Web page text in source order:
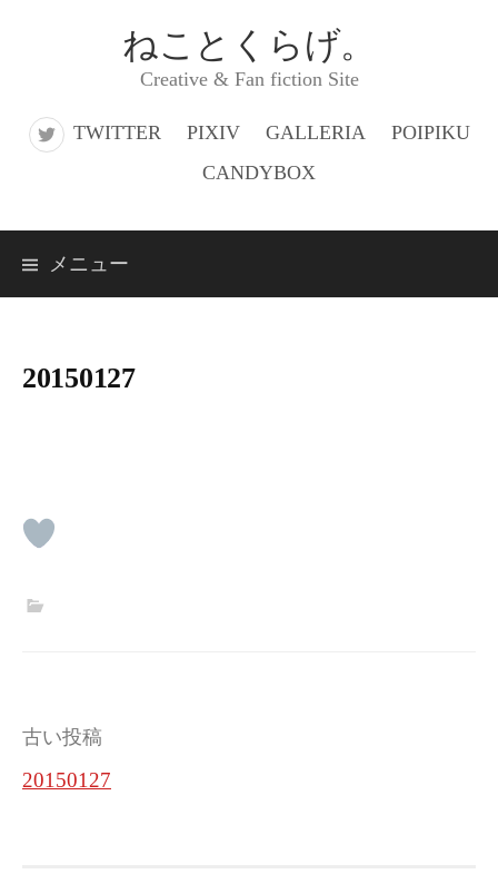
ス
ねことくらげ。
Creative & Fan fiction Site
TWITTER PIXIV GALLERIA
POIPIKU
CANDYBOX
メニュー
20150127
投
稿
古い投稿
20150127